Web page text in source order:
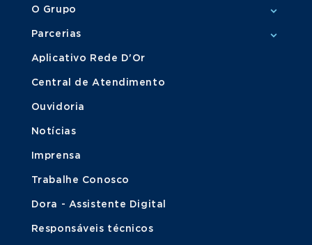
O Grupo
Parcerias
Aplicativo Rede D'Or
Central de Atendimento
Ouvidoria
Notícias
Imprensa
Trabalhe Conosco
Dora - Assistente Digital
Responsáveis técnicos